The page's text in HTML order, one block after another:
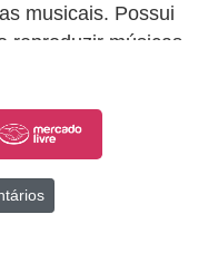
musicais. Possui
reproduzir músicas
alto-falante
conta com
estável e
a diferentes idades.
o produto